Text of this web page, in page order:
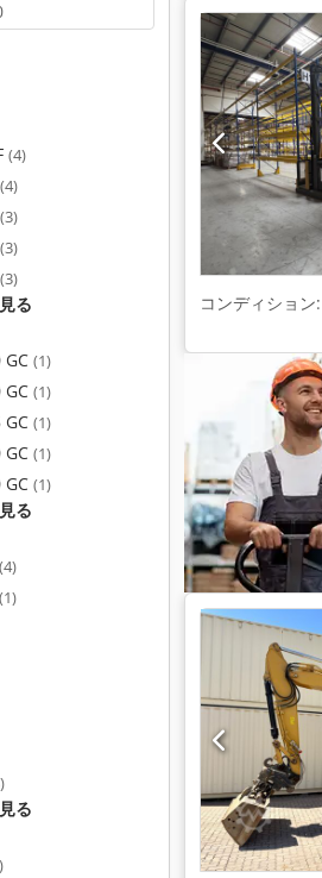
(4)
(4)
(3)
(3)
(3)
る
GC (1)
GC (1)
GC (1)
GC (1)
GC (1)
る
(4)
(1)
る
コンディション: